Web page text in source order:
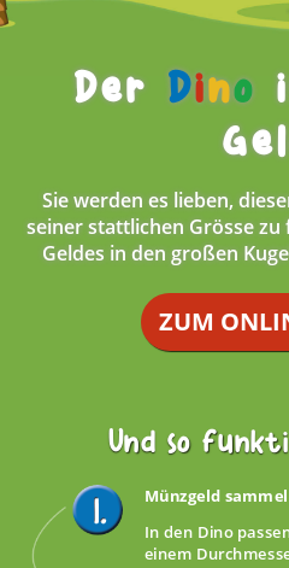
DerDino
Sie werden es lieben,
seiner stattlichen Grösse
Geldes in den großen
ZUM
Und so
Münzgeld
In den Dino
einem